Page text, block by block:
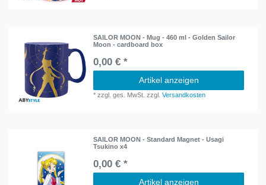
SAILOR MOON - Mug - 460 ml - Golden Sailor
Moon - cardboard box
0,00 € *
Artikel anzeigen
*zzgl. ges. MwSt. zzgl.Versandkosten
SAILOR MOON - Standard Magnet - Usagi
Tsukino x4
0,00 € *
Artikel anzeigen